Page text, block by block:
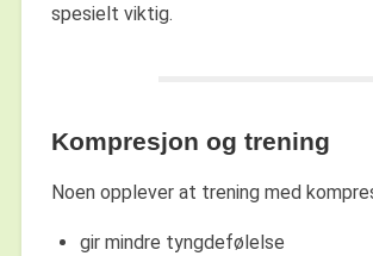
spesielt viktig.
Kompresjon og trening
Noen opplever at trening med
gir mindre tyngdefølelse